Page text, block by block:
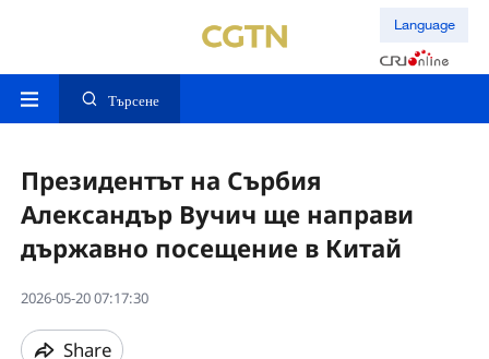
Language
Търсене
Президентът на Сърбия
Александър Вучич ще направи
държавно посещение в Китай
2026-05-20 07:17:30
Share